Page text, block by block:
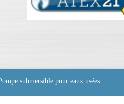
submersible pour eaux usées